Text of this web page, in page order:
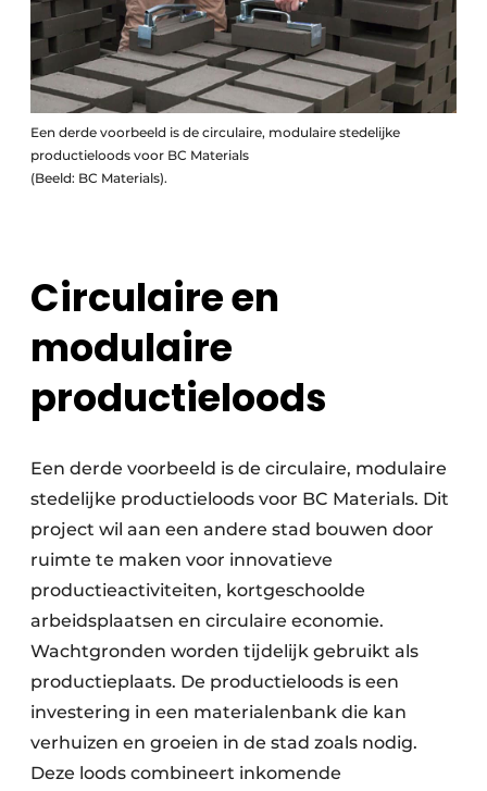
Een derde voorbeeld is de circulaire, modulaire stedelijke
productieloods voor BC Materials
(Beeld: BC Materials).
Circulaire en
modulaire
productieloods
Een derde voorbeeld is de circulaire, modulaire
stedelijke productieloods voor BC Materials. Dit
project wil aan een andere stad bouwen door
ruimte te maken voor innovatieve
productieactiviteiten, kortgeschoolde
arbeidsplaatsen en circulaire economie.
Wachtgronden worden tijdelijk gebruikt als
productieplaats. De productieloods is een
investering in een materialenbank die kan
verhuizen en groeien in de stad zoals nodig.
Deze loods combineert inkomende